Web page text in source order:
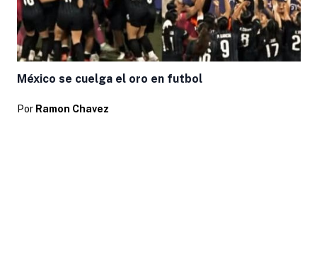
México se cuelga el oro en futbol
Por Ramon Chavez